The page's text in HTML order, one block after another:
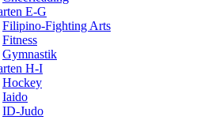
E-G
Filipino-Fighting Arts
Fitness
Gymnastik
H-I
Hockey
Iaido
ID-Judo